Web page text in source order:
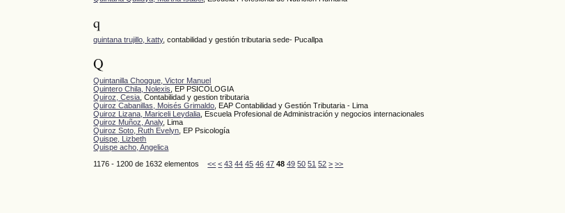
q
quintana trujillo, katty, contabilidad y gestión tributaria sede- Pucallpa
Q
Quintanilla Choqque, Victor Manuel
Quintero Chila, Nolexis
, EP PSICOLOGIA
Quiroz, Cesia , Contabilidad y gestion tributaria
Quiroz Cabanillas, Moisés Grimaldo , EAP Contabilidad y Gestión Tributaria - Lima
Quiroz Lizana, Mariceli Leydalia , Escuela Profesional de Administración y negocios internacionales
Quiroz Muñoz, Analy, Lima
Quiroz Soto, Ruth Evelyn , EP Psicología
Quispe, Lizbeth
Quispe acho, Angelica
1176 - 1200 de 1632 elementos<< < 43 44 45 46 47 48 49 50 51 52 > >>